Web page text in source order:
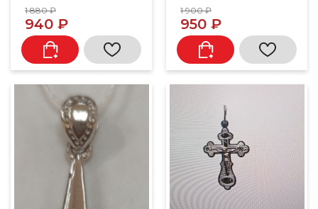
1 880 ₽
940 ₽
1 900 ₽
950 ₽